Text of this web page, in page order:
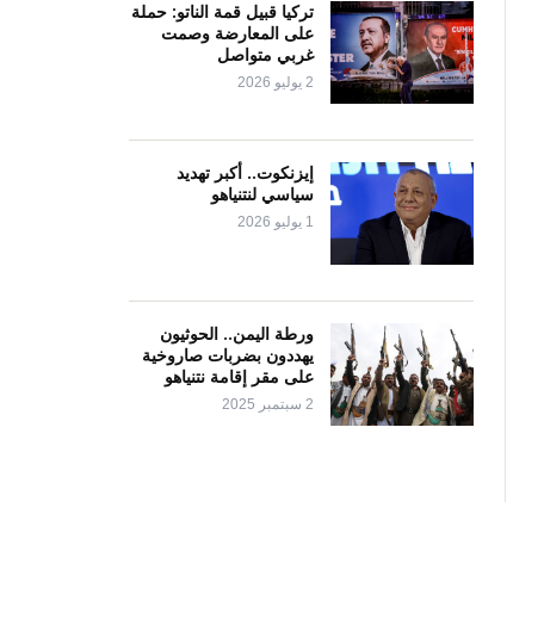
تركيا قبيل قمة الناتو: حملة
على المعارضة وصمت
غربي متواصل
2 يوليو 2026
إيزنكوت.. أكبر تهديد
سياسي لنتنياهو
1 يوليو 2026
ورطة اليمن.. الحوثيون
يهددون بضربات صاروخية
على مقر إقامة نتنياهو
2 سبتمبر 2025